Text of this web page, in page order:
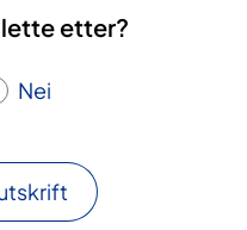
etter?
Nei